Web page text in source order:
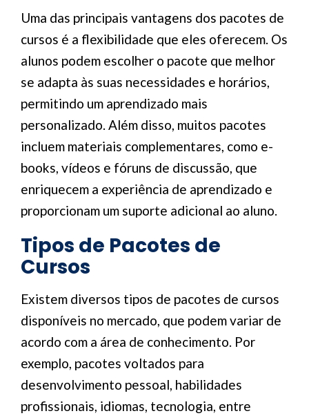
Uma das principais vantagens dos pacotes de
cursos é a flexibilidade que eles oferecem. Os
alunos podem escolher o pacote que melhor
se adapta às suas necessidades e horários,
permitindo um aprendizado mais
personalizado. Além disso, muitos pacotes
incluem materiais complementares, como e-
books, vídeos e fóruns de discussão, que
enriquecem a experiência de aprendizado e
proporcionam um suporte adicional ao aluno.
Tipos de Pacotes de
Cursos
Existem diversos tipos de pacotes de cursos
disponíveis no mercado, que podem variar de
acordo com a área de conhecimento. Por
exemplo, pacotes voltados para
desenvolvimento pessoal, habilidades
profissionais, idiomas, tecnologia, entre